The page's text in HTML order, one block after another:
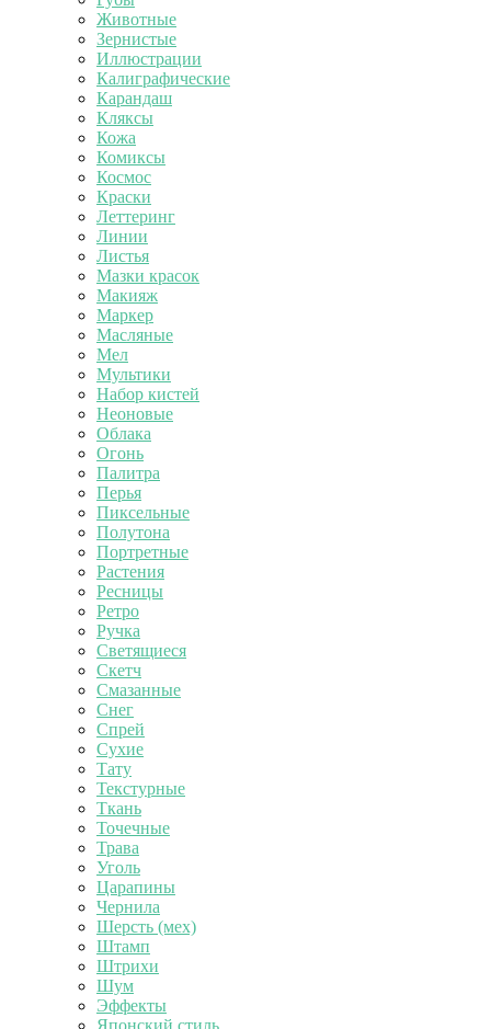
Животные
Зернистые
Иллюстрации
Калиграфические
Карандаш
Кляксы
Кожа
Комиксы
Космос
Краски
Леттеринг
Линии
Листья
Мазки красок
Макияж
Маркер
Масляные
Мел
Мультики
Набор кистей
Неоновые
Облака
Огонь
Палитра
Перья
Пиксельные
Полутона
Портретные
Растения
Ресницы
Ретро
Ручка
Светящиеся
Скетч
Смазанные
Снег
Спрей
Сухие
Тату
Текстурные
Ткань
Точечные
Трава
Уголь
Царапины
Чернила
Шерсть (мех)
Штамп
Штрихи
Шум
Эффекты
Японский стиль